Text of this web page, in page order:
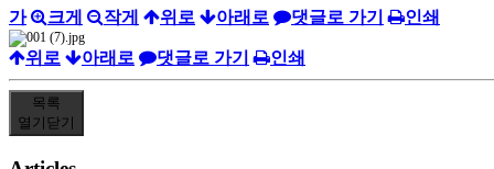
가 크게 작게 위로 아래로 댓글로 가기 인쇄
위로 아래로 댓글로 가기 인쇄
목록
열기 닫기